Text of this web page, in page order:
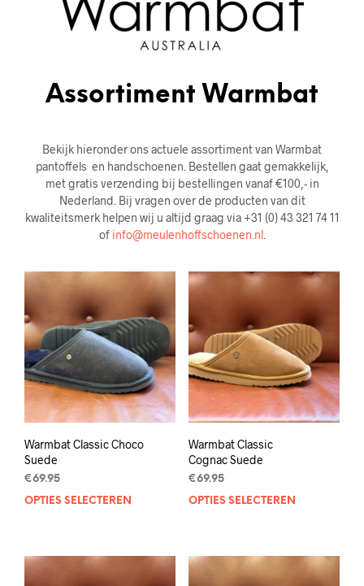
Assortiment Warmbat
Bekijk hieronder ons actuele assortiment van Warmbat
pantoffels en handschoenen. Bestellen gaat gemakkelijk,
met gratis verzending bij bestellingen vanaf €100,- in
Nederland. Bij vragen over de producten van dit
kwaliteitsmerk helpen wij u altijd graag via +31 (0) 43 321 74 11
of info@meulenhoffschoenen.nl.
Warmbat Classic Choco
Suede
€69.95
OPTIES SELECTEREN
Dit
meerdere
variaties.
Warmbat Classic
Cognac Suede
€69.95
OPTIES SELECTEREN